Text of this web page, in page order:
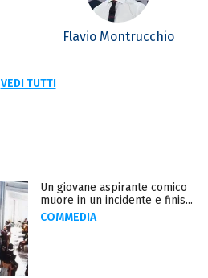
Flavio Montrucchio
VEDI TUTTI
Un giovane aspirante comico
muore in un incidente e finis...
COMMEDIA